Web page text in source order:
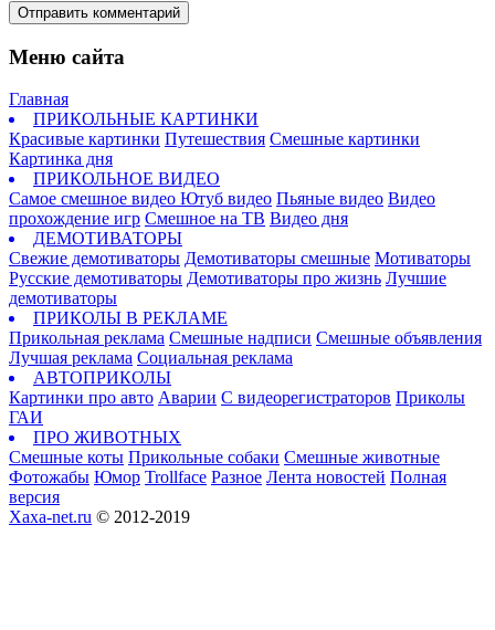
Отправить комментарий
Меню сайта
Главная
ПРИКОЛЬНЫЕ КАРТИНКИ
Красивые картинки Путешествия Смешные картинки
Картинка дня
ПРИКОЛЬНОЕ ВИДЕО
Самое смешное видео Ютуб видео Пьяные видео Видео
прохождение игр Смешное на ТВ Видео дня
ДЕМОТИВАТОРЫ
Свежие демотиваторы Демотиваторы смешные Мотиваторы
Русские демотиваторы Демотиваторы про жизнь Лучшие
демотиваторы
ПРИКОЛЫ В РЕКЛАМЕ
Прикольная реклама Смешные надписи Смешные объявления
Лучшая реклама Социальная реклама
АВТОПРИКОЛЫ
Картинки про авто Аварии С видеорегистраторов Приколы
ГАИ
ПРО ЖИВОТНЫХ
Смешные коты Прикольные собаки Смешные животные
Фотожабы Юмор Trollface Разное Лента новостей Полная
версия
Xaxa-net.ru © 2012-2019